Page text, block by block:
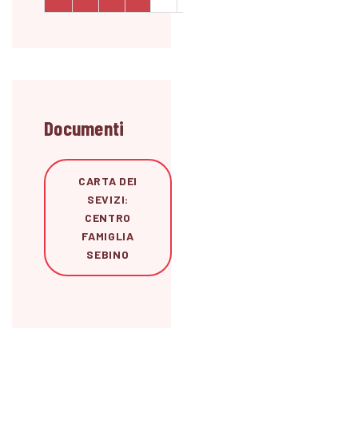
Documenti
CARTA DEI
SEVIZI:
CENTRO
FAMIGLIA
SEBINO